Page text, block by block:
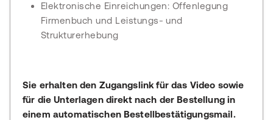
Elektronische Einreichungen: Offenlegung
Firmenbuch und Leistungs- und
Strukturerhebung
Sie erhalten den Zugangslink für das Video sowie
für die Unterlagen direkt nach der Bestellung in
einem automatischen Bestellbestätigungsmail.